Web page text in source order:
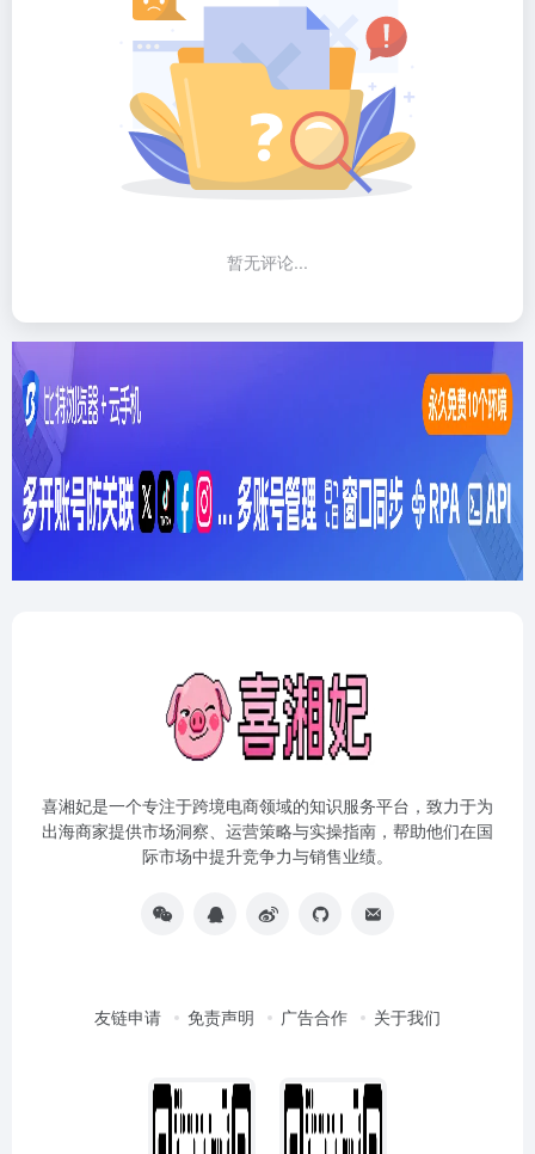
暂无评论...
喜湘妃是一个专注于跨境电商领域的知识服务平台，致力于为
出海商家提供市场洞察、运营策略与实操指南，帮助他们在国
际市场中提升竞争力与销售业绩。
友链申请 免责声明 广告合作 关于我们